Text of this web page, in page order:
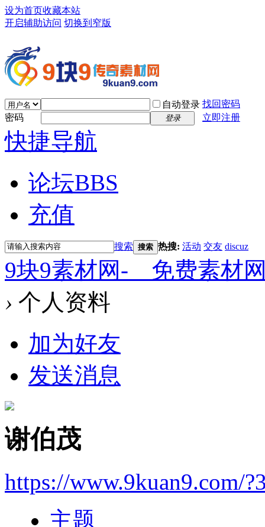
设为首页收藏本站
开启辅助访问 切换到窄版
自动登录 找回密码
密码
登录 立即注册
快捷导航
论坛BBS
充值
搜索 搜索 热搜: 活动 交友 discuz
9块9素材网-＿免费素材
› 个人资料
加为好友
发送消息
谢伯茂
https://www.9kuan9.com/
主题